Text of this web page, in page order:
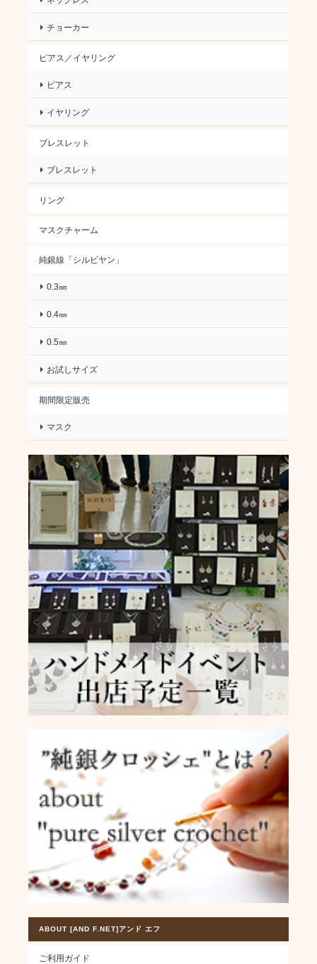
チョーカー
ピアス／イヤリング
ピアス
イヤリング
ブレスレット
ブレスレット
リング
マスクチャーム
純銀線「シルビヤン」
0.3㎜
0.4㎜
0.5㎜
お試しサイズ
期間限定販売
マスク
ABOUT [AND F.NET]アンド エフ
ご利用ガイド